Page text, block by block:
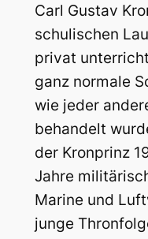
Carl Gustav
schulischen
privat
ganz normale
wie jeder
behandelt
der Kronprinz
Jahre
Marine und
junge